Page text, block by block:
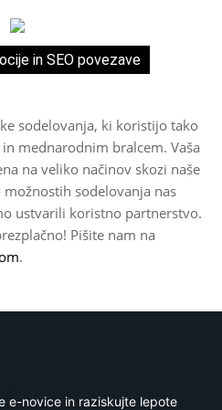
in SEO povezave
sodelovanja, ki koristijo tako
mednarodnim bralcem. Vaša
na veliko načinov skozi naše
sodelovanja nas
ustvarili koristno partnerstvo.
Pišite nam na
.
e-novice in raziskujte lepote